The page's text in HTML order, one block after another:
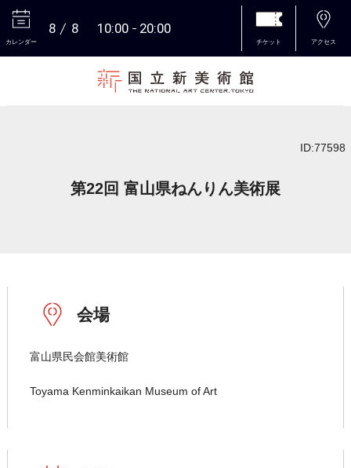
カレンダー
8 8 10:00 20:00
チケット アクセス
ID:77598
第22回 富山県ねんりん美術展
会場
富山県民会館美術館
Toyama Kenminkaikan Museum of Art